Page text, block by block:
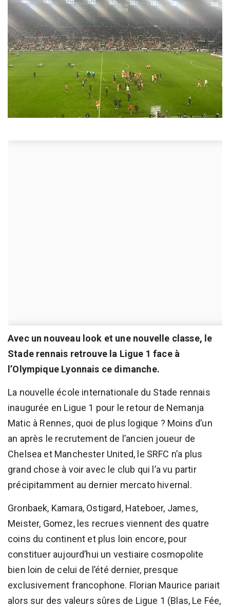
Avec un nouveau look et une nouvelle classe, le
Stade rennais retrouve la Ligue 1 face à
l’Olympique Lyonnais ce dimanche.
La nouvelle école internationale du Stade rennais
inaugurée en Ligue 1 pour le retour de Nemanja
Matic à Rennes, quoi de plus logique ? Moins d’un
an après le recrutement de l’ancien joueur de
Chelsea et Manchester United, le SRFC n’a plus
grand chose à voir avec le club qui l’a vu partir
précipitamment au dernier mercato hivernal.
Gronbaek, Kamara, Ostigard, Hateboer, James,
Meister, Gomez, les recrues viennent des quatre
coins du continent et plus loin encore, pour
constituer aujourd’hui un vestiaire cosmopolite
bien loin de celui de l’été dernier, presque
exclusivement francophone. Florian Maurice pariait
alors sur des valeurs sûres de Ligue 1 (Blas, Le Fée,